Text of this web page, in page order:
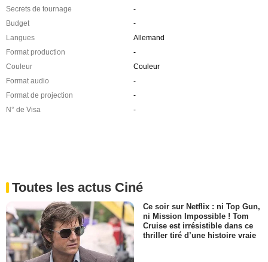
Secrets de tournage
-
Budget
-
Langues
Allemand
Format production
-
Couleur
Couleur
Format audio
-
Format de projection
-
N° de Visa
-
Toutes les actus Ciné
Ce soir sur Netflix : ni Top Gun,
ni Mission Impossible ! Tom
Cruise est irrésistible dans ce
thriller tiré d’une histoire vraie